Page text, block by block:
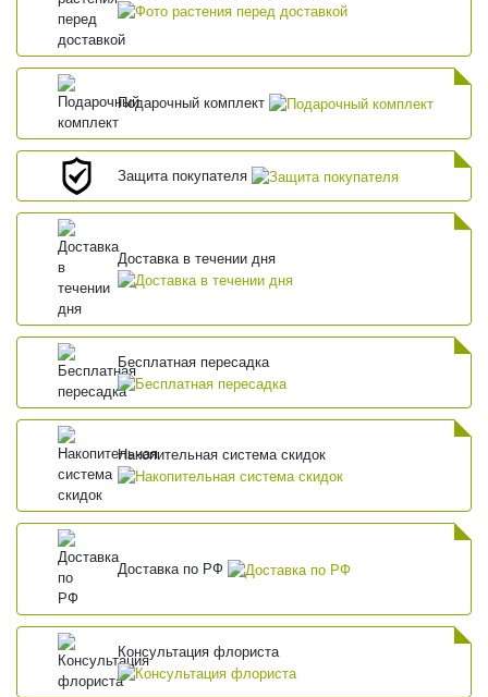
Подарочный комплект
Защита покупателя
Доставка в течении дня
Бесплатная пересадка
Накопительная система скидок
Доставка по РФ
Консультация флориста